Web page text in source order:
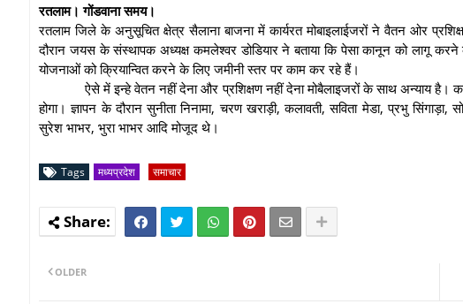
रतलाम। गोंडवाना समय।
रतलाम जिले के अनुसूचित क्षेत्र सैलाना बाजना में कार्यरत मोबाइलाईजरों ने वैतन ओर
दौरान जयस के संस्थापक अध्यक्ष कमलेश्वर डोडियार ने बताया कि पेसा कानून को लागू करने
योजनाओं को क्रियान्वित करने के लिए जमीनी स्तर पर काम कर रहे हैं।
ऐसे में इन्हे वेतन नहीं देना और प्रशिक्षण नहीं देना मोबैलाइजरों के साथ अन्याय है।
होगा। ज्ञापन के दौरान सुनीता निनामा, चरण खराड़ी, कलावती, सविता मेडा, प्रभु सिंगाड़ा,
सुरेश भाभर, भुरा भाभर आदि मोजूद थे।
Tags मध्यप्रदेश समाचार
OLDER